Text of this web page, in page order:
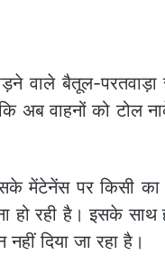
वाले बैतूल-परतवाड़ा
अब वाहनों को टोल
मेंटेनेंस पर किसी का
रही है। इसके साथ
दिया जा रहा है।